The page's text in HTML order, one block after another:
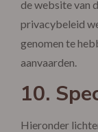
de website van
privacybeleid
genomen te
aanvaarden.
10.
Hieronder